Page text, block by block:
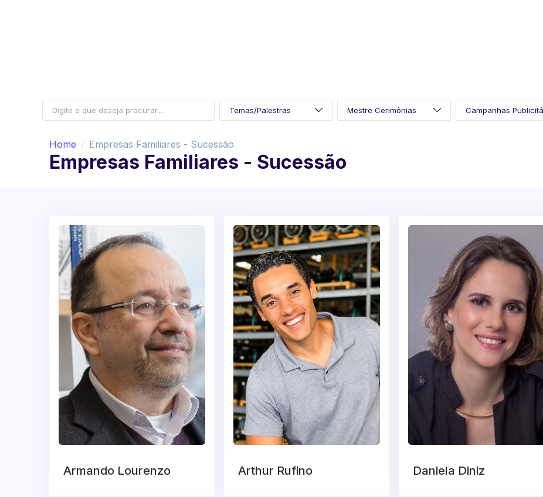
Home Empresas Familiares - Sucessão
Empresas Familiares - Sucessão
Armando Lourenzo Arthur Rufino Daniela Diniz